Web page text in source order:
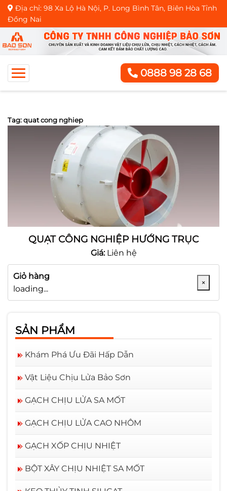
Địa chỉ: 98 Xa Lộ Hà Nội, P. Long Bình Tân, Biên Hòa Tỉnh
Đồng Nai
0888 98 28 68
Tag: quat cong nghiep
QUẠT CÔNG NGHIỆP HƯỚNG TRỤC
Giá: Liên hệ
×
Giỏ hàng
loading...
SẢN PHẨM
Khám Phá Ưu Đãi Hấp Dẫn
Vật Liệu Chịu Lửa Bảo Sơn
GẠCH CHỊU LỬA SA MỐT
GẠCH CHỊU LỬA CAO NHÔM
GẠCH XỐP CHỊU NHIỆT
BỘT XÂY CHỊU NHIỆT SA MỐT